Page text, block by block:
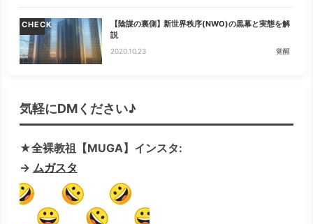
CHECK
【陰謀の裏側】新世界秩序(NWO)の黒幕と実態を解
説
2020.10.23 覚醒
気軽にDMください♪
★全裸教祖【MUGA】インスタ:
→ ムガスタ